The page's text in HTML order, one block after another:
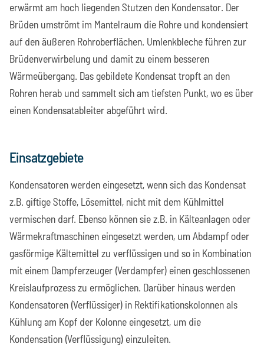
erwärmt am hoch liegenden Stutzen den Kondensator. Der
Brüden umströmt im Mantelraum die Rohre und kondensiert
auf den äußeren Rohroberflächen. Umlenkbleche führen zur
Brüdenverwirbelung und damit zu einem besseren
Wärmeübergang. Das gebildete Kondensat tropft an den
Rohren herab und sammelt sich am tiefsten Punkt, wo es über
einen Kondensatableiter abgeführt wird.
Einsatzgebiete
Kondensatoren werden eingesetzt, wenn sich das Kondensat
z.B. giftige Stoffe, Lösemittel, nicht mit dem Kühlmittel
vermischen darf. Ebenso können sie z.B. in Kälteanlagen oder
Wärmekraftmaschinen eingesetzt werden, um Abdampf oder
gasförmige Kältemittel zu verflüssigen und so in Kombination
mit einem Dampferzeuger (Verdampfer) einen geschlossenen
Kreislaufprozess zu ermöglichen. Darüber hinaus werden
Kondensatoren (Verflüssiger) in Rektifikationskolonnen als
Kühlung am Kopf der Kolonne eingesetzt, um die
Kondensation (Verflüssigung) einzuleiten.